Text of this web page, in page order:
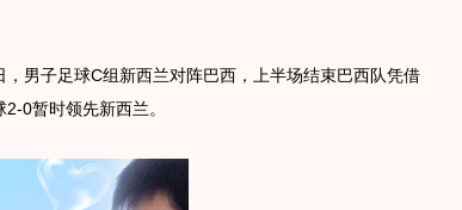
男子足球C组新西兰对阵巴西，上半场结束巴西队凭借
2-0暂时领先新西兰。